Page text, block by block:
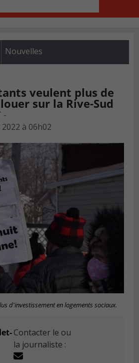
Nouvelles
veulent plus de
sur la Rive-Sud
-
à 06h02
d'investissement en logements sociaux.
Contacter le ou
la journaliste :